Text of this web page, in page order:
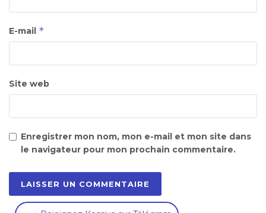
E-mail *
Site web
Enregistrer mon nom, mon e-mail et mon site dans
le navigateur pour mon prochain commentaire.